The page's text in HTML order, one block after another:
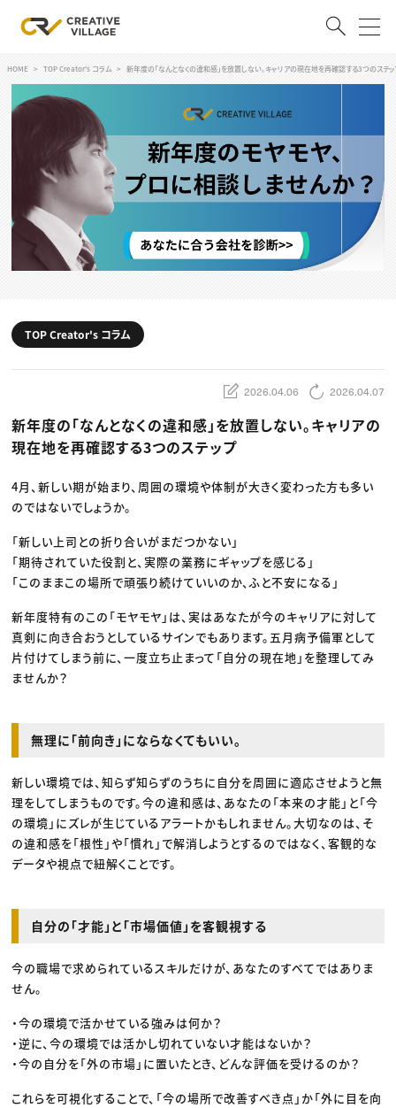
ログイン 会員登録
RECRUIT
クリエイター求人を探す
CREATIVE JOB求人検索
特集求人
採用説明会
スキルアップしたい！
デザイン
編集・ライティング
マーケティング
ディレクション
業界解説・キャリア事情
TOP Creator’s コラム
Webクリエイター
アプリクリエイター
ゲームクリエイター
映像クリエイター
クリエイターインタビュー
C＆R Magazine
セミナー
ニュース・トレンド トップ
Web
ゲーム・エンタメ
広告
出版
CREATIVE VILLAGEからのお知らせ
プロフェッショナル×つながる×メディア
HOME TOP Creator's コラム 新年度の「なんとなくの違和感」を放置しない。キャリアの現在地を再確認する3つのステッ
TOP Creator's コラム
2026.04.06 2026.04.07
新年度の「なんとなくの違和感」を放置しない。キャリアの
現在地を再確認する3つのステップ
4月、新しい期が始まり、周囲の環境や体制が大きく変わった方も多い
のではないでしょうか。
「新しい上司との折り合いがまだつかない」
「期待されていた役割と、実際の業務にギャップを感じる」
「このままこの場所で頑張り続けていいのか、ふと不安になる」
新年度特有のこの「モヤモヤ」は、実はあなたが今のキャリアに対して
真剣に向き合おうとしているサインでもあります。五月病予備軍として
片付けてしまう前に、一度立ち止まって「自分の現在地」を整理してみ
ませんか？
無理に「前向き」にならなくてもいい。
新しい環境では、知らず知らずのうちに自分を周囲に適応させようと無
理をしてしまうものです。今の違和感は、あなたの「本来の才能」と「今
の環境」にズレが生じているアラートかもしれません。大切なのは、そ
の違和感を「根性」や「慣れ」で解消しようとするのではなく、客観的な
データや視点で紐解くことです。
自分の「才能」と「市場価値」を客観視する
今の職場で求められているスキルだけが、あなたのすべてではありま
せん。
・今の環境で活かせている強みは何か？
・逆に、今の環境では活かし切れていない才能はないか？
・今の自分を「外の市場」に置いたとき、どんな評価を受けるのか？
これらを可視化することで、「今の場所で改善すべき点」か「外に目を向